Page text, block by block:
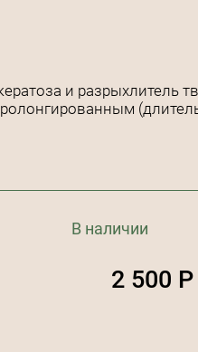
и разрыхлитель
В наличии
2 500 Р